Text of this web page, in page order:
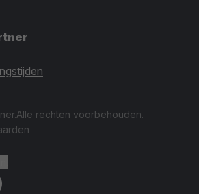
Alle rechten voorbehouden.